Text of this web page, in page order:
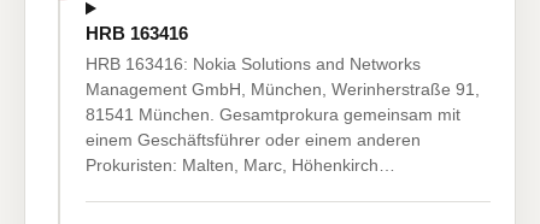
HRB 163416
HRB 163416: Nokia Solutions and Networks
Management GmbH, München, Werinherstraße 91,
81541 München. Gesamtprokura gemeinsam mit
einem Geschäftsführer oder einem anderen
Prokuristen: Malten, Marc, Höhenkirch…